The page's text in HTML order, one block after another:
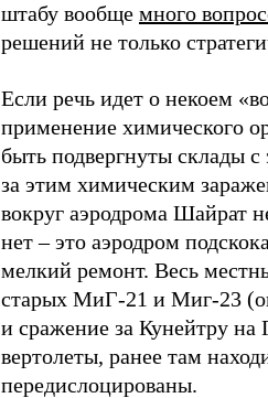
штабу вообще много
решений не только
Если речь идет о некоем
применение химического
быть подвергнуты склады
за этим химическим
вокруг аэродрома Шайрат
нет – это аэродром
мелкий ремонт. Весь
старых МиГ-21 и Миг-23
и сражение за Кунейтру на
вертолеты, ранее там
передислоцированы.